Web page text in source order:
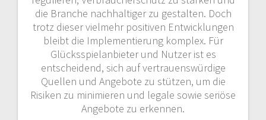
die Branche nachhaltiger zu gestalten. Doch
trotz dieser vielmehr positiven Entwicklungen
bleibt die Implementierung komplex. Für
Glücksspielanbieter und Nutzer ist es
entscheidend, sich auf vertrauenswürdige
Quellen und Angebote zu stützen, um die
Risiken zu minimieren und legale sowie seriöse
Angebote zu erkennen.